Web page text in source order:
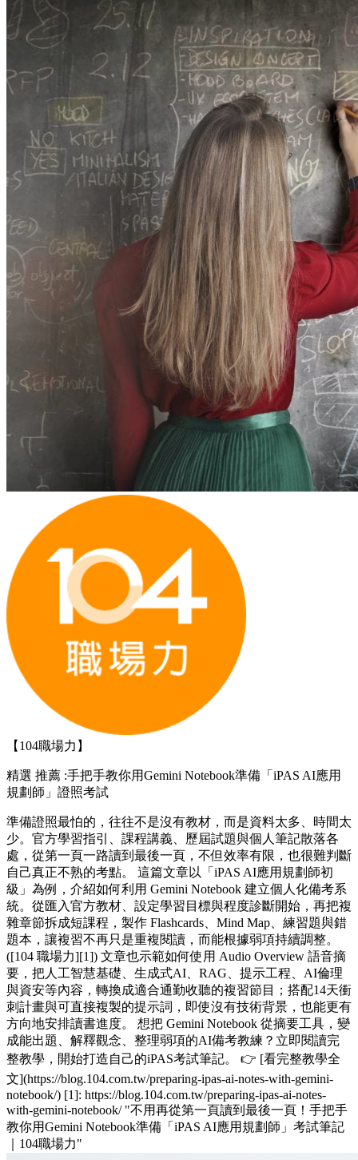
【104職場力】
精選 推薦 :手把手教你用Gemini Notebook準備「iPAS AI應用
規劃師」證照考試
準備證照最怕的，往往不是沒有教材，而是資料太多、時間太
少。官方學習指引、課程講義、歷屆試題與個人筆記散落各
處，從第一頁一路讀到最後一頁，不但效率有限，也很難判斷
自己真正不熟的考點。 這篇文章以「iPAS AI應用規劃師初
級」為例，介紹如何利用 Gemini Notebook 建立個人化備考系
統。從匯入官方教材、設定學習目標與程度診斷開始，再把複
雜章節拆成短課程，製作 Flashcards、Mind Map、練習題與錯
題本，讓複習不再只是重複閱讀，而能根據弱項持續調整。
([104 職場力][1]) 文章也示範如何使用 Audio Overview 語音摘
要，把人工智慧基礎、生成式AI、RAG、提示工程、AI倫理
與資安等內容，轉換成適合通勤收聽的複習節目；搭配14天衝
刺計畫與可直接複製的提示詞，即使沒有技術背景，也能更有
方向地安排讀書進度。 想把 Gemini Notebook 從摘要工具，變
成能出題、解釋觀念、整理弱項的AI備考教練？立即閱讀完
整教學，開始打造自己的iPAS考試筆記。 👉 [看完整教學全
文](https://blog.104.com.tw/preparing-ipas-ai-notes-with-gemini-
notebook/) [1]: https://blog.104.com.tw/preparing-ipas-ai-notes-
with-gemini-notebook/ "不用再從第一頁讀到最後一頁！手把手
教你用Gemini Notebook準備「iPAS AI應用規劃師」考試筆記
｜104職場力"